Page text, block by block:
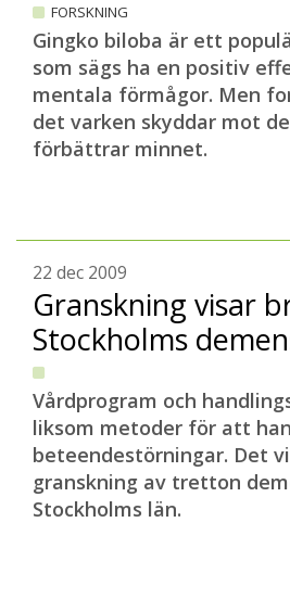
FORSKNING
Gingko biloba är ett
som sägs ha en positiv
mentala förmågor. Men
det varken skyddar mot
förbättrar minnet.
22 dec 2009
Granskning visar
Stockholms
Vårdprogram och
liksom metoder för att
beteendestörningar. Det
granskning av tretton
Stockholms län.